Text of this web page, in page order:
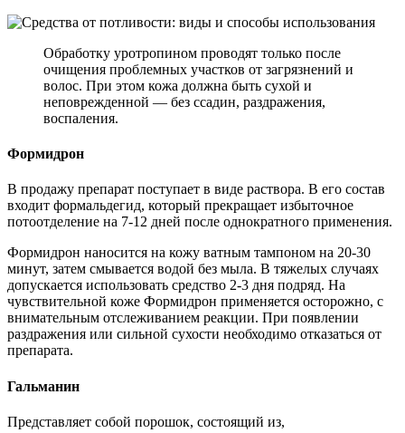
Обработку уротропином проводят только после
очищения проблемных участков от загрязнений и
волос. При этом кожа должна быть сухой и
неповрежденной — без ссадин, раздражения,
воспаления.
Формидрон
В продажу препарат поступает в виде раствора. В его состав
входит формальдегид, который прекращает избыточное
потоотделение на 7-12 дней после однократного применения.
Формидрон наносится на кожу ватным тампоном на 20-30
минут, затем смывается водой без мыла. В тяжелых случаях
допускается использовать средство 2-3 дня подряд. На
чувствительной коже Формидрон применяется осторожно, с
внимательным отслеживанием реакции. При появлении
раздражения или сильной сухости необходимо отказаться от
препарата.
Гальманин
Представляет собой порошок, состоящий из,